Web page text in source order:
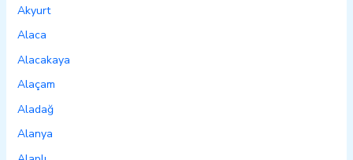
Akyurt
Alaca
Alacakaya
Alaçam
Aladağ
Alanya